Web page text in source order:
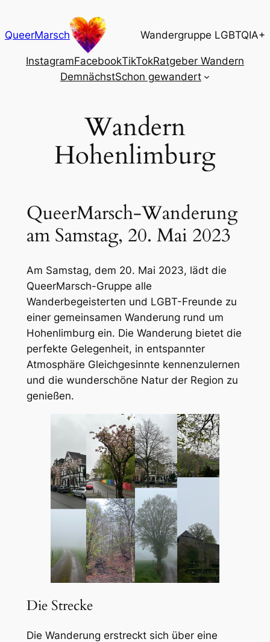
Inhalt
springen
QueerMarsch Wandergruppe LGBTQIA+
InstagramFacebookTikTokRatgeber Wandern
DemnächstSchon gewandert
Wandern
Hohenlimburg
QueerMarsch-Wanderung
am Samstag, 20. Mai 2023
Am Samstag, dem 20. Mai 2023, lädt die
QueerMarsch-Gruppe alle
Wanderbegeisterten und LGBT-Freunde zu
einer gemeinsamen Wanderung rund um
Hohenlimburg ein. Die Wanderung bietet die
perfekte Gelegenheit, in entspannter
Atmosphäre Gleichgesinnte kennenzulernen
und die wunderschöne Natur der Region zu
genießen.
Die Strecke
Die Wanderung erstreckt sich über eine